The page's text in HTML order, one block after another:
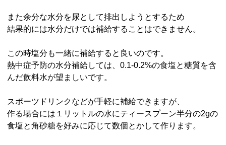
また余分な水分を尿として排出しようとするため
結果的には水分だけでは補給することはできません。
この時塩分も一緒に補給すると良いのです。
熱中症予防の水分補給しては、0.1-0.2%の食塩と糖質を含
んだ飲料水が望ましいです。
スポーツドリンクなどが手軽に補給できますが、
作る場合には１リットルの水にティースプーン半分の2gの
食塩と角砂糖を好みに応じて数個とかして作ります。